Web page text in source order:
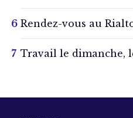
Rendez-vous au
Travail le dimanche,